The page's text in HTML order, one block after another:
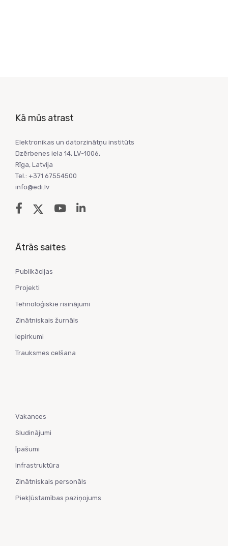
Kā mūs atrast
Elektronikas un datorzinātņu institūts
Dzērbenes iela 14, LV-1006,
Rīga, Latvija
Tel.: +371 67554500
info@edi.lv
Ātrās saites
Publikācijas
Projekti
Tehnoloģiskie risinājumi
Zinātniskais žurnāls
Iepirkumi
Trauksmes celšana
Vakances
Sludinājumi
Īpašumi
Infrastruktūra
Zinātniskais personāls
Piekļūstamības paziņojums